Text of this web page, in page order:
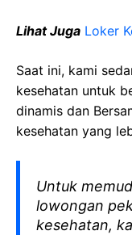
Lihat Juga Loker
Saat ini, kami
kesehatan untuk
dinamis dan
kesehatan yang
Untuk
lowongan
kesehatan,